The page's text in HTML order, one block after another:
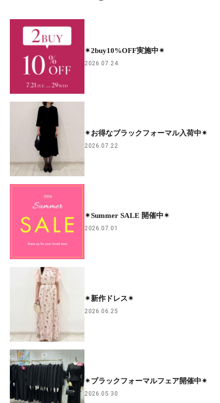
✴︎2buy10%OFF実施中✴︎
2026.07.24
✴︎お得なブラックフォーマル入荷中✴︎
2026.07.22
✴︎Summer SALE 開催中✴︎
2026.07.01
✴︎新作ドレス✴︎
2026.06.25
✴︎ブラックフォーマルフェア開催中✴︎
2026.05.30